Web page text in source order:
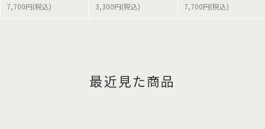
7,700円(税込) 3,300円(税込) 7,700円(税込)
最近見た商品